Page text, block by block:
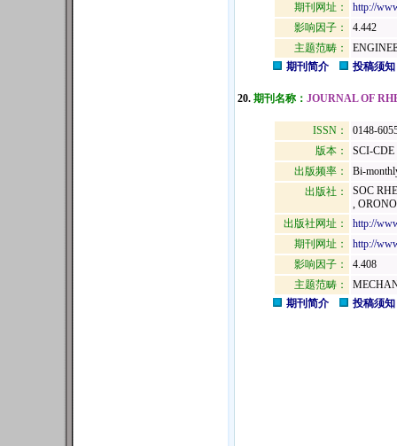
期刊网址：
http://
影响因子：
4.442
主题范畴：
期刊简介
投稿须知
20. 期刊名称： JOURNAL OF
ISSN：
0148-
版本：
SCI-CDE
出版频率：
Bi-
出版社：
SOC
,
出版社网址：
http://
期刊网址：
http://
影响因子：
4.408
主题范畴：
期刊简介
投稿须知